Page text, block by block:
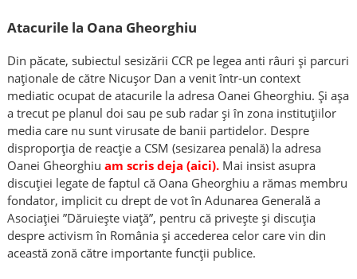
Atacurile la Oana Gheorghiu
Din păcate, subiectul sesizării CCR pe legea anti râuri și parcuri
naționale de către Nicușor Dan a venit într-un context
mediatic ocupat de atacurile la adresa Oanei Gheorghiu. Și așa
a trecut pe planul doi sau pe sub radar și în zona instituțiilor
media care nu sunt virusate de banii partidelor. Despre
disproporția de reacție a CSM (sesizarea penală) la adresa
Oanei Gheorghiu am scris deja (aici).Mai insist asupra
discuției legate de faptul că Oana Gheorghiu a rămas membru
fondator, implicit cu drept de vot în Adunarea Generală a
Asociației ”Dăruiește viață”, pentru că privește și discuția
despre activism în România și accederea celor care vin din
această zonă către importante funcții publice.